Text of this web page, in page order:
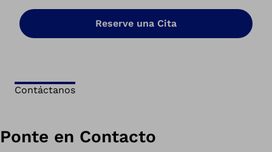
Reserve una Cita
Contáctanos
Ponte en Contacto